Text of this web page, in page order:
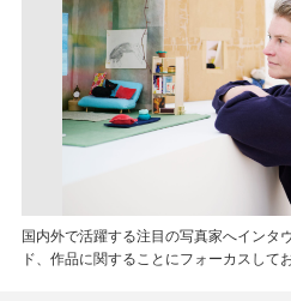
国内外で活躍する注目の写真家へインタ
ド、作品に関することにフォーカスして